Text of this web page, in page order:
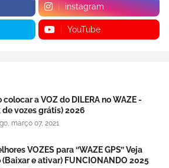
instagram
YouTube
colocar a VOZ do DILERA no WAZE -
de vozes grátis) 2026
março 07, 2021
VOZES para ‘’WAZE GPS’’ Veja
(Baixar e ativar) FUNCIONANDO 2025